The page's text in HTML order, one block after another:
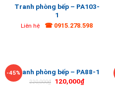
Tranh phòng bếp – PA103-
1
Liên hệ ☎ 0915.278.598
-45%Tranh phòng bếp – PA88-1
220,000₫ 120,000₫